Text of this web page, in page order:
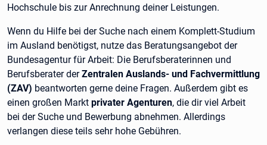
Hochschule bis zur Anrechnung deiner Leistungen.
Wenn du Hilfe bei der Suche nach einem Komplett-Studium
im Ausland benötigst, nutze das Beratungsangebot der
Bundesagentur für Arbeit: Die Berufsberaterinnen und
Berufsberater derZentralen Auslands- und Fachvermittlung
(ZAV) beantworten gerne deine Fragen. Außerdem gibt es
einen großen Markt privater Agenturen, die dir viel Arbeit
bei der Suche und Bewerbung abnehmen. Allerdings
verlangen diese teils sehr hohe Gebühren.